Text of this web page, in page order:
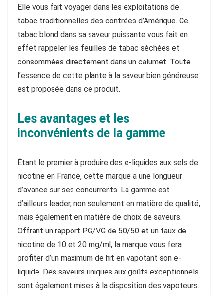
Elle vous fait voyager dans les exploitations de
tabac traditionnelles des contrées d’Amérique. Ce
tabac blond dans sa saveur puissante vous fait en
effet rappeler les feuilles de tabac séchées et
consommées directement dans un calumet. Toute
l’essence de cette plante à la saveur bien généreuse
est proposée dans ce produit.
Les avantages et les
inconvénients de la gamme
Étant le premier à produire des e-liquides aux sels de
nicotine en France, cette marque a une longueur
d’avance sur ses concurrents. La gamme est
d’ailleurs leader, non seulement en matière de qualité,
mais également en matière de choix de saveurs.
Offrant un rapport PG/VG de 50/50 et un taux de
nicotine de 10 et 20 mg/ml, la marque vous fera
profiter d’un maximum de hit en vapotant son e-
liquide. Des saveurs uniques aux goûts exceptionnels
sont également mises à la disposition des vapoteurs.